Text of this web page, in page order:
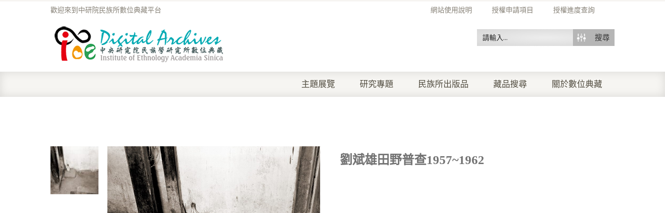
網站使用說明 授權申請項目 授權進度查詢
歡迎來到中研院民族所數位典藏平台
搜尋
主題展覽 研究專題 民族所出版品 藏品搜尋 關於數位典藏
劉斌雄田野普查1957~1962